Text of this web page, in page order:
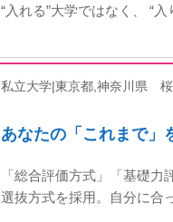
“入れる”大学ではなく、 “入
私立大学|東京都,神奈川県
あなたの「これまで」
「総合評価方式」「基礎
選抜方式を採用。自分に合